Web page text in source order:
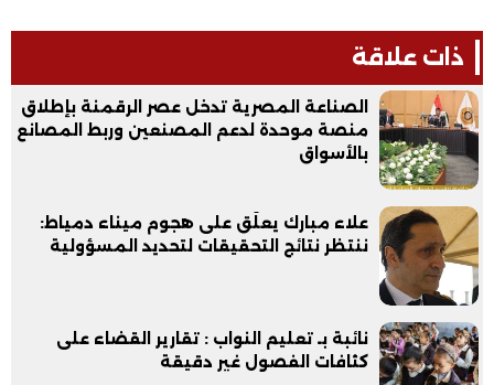
ذات علاقة
الصناعة المصرية تدخل عصر الرقمنة بإطلاق
منصة موحدة لدعم المصنعين وربط المصانع
بالأسواق
علاء مبارك يعلّق على هجوم ميناء دمياط:
ننتظر نتائج التحقيقات لتحديد المسؤولية
نائبة بـ تعليم النواب : تقارير القضاء على
كثافات الفصول غير دقيقة